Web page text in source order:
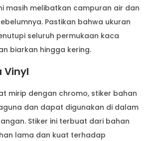
masih melibatkan campuran air dan
Pastikan bahwa ukuran
seluruh permukaan kaca
biarkan hingga kering.
Vinyl
mirip dengan chromo, stiker bahan
dan dapat digunakan di dalam
Stiker ini terbuat dari bahan
lama dan kuat terhadap